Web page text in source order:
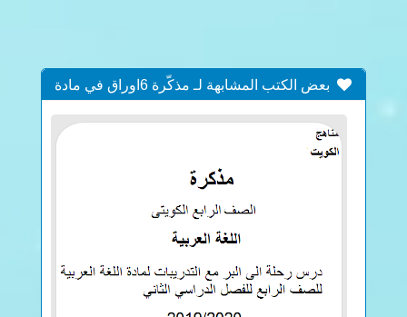
بعض الكتب المشابهة لـ مذكّرة 6اوراق في مادة
اللغة الانكليزية للصف الاول للكورس الاول تتضمن